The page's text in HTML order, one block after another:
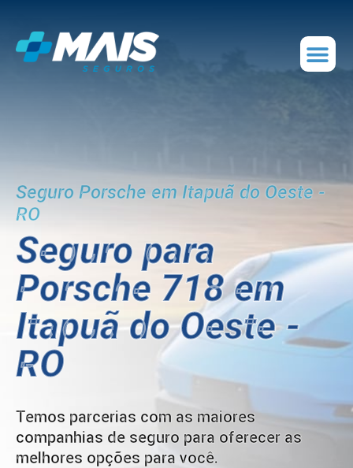
Seguro Porsche em Itapuã do Oeste -
RO
Seguro para
Porsche 718 em
Itapuã do Oeste -
RO
Temos parcerias com as maiores
companhias de seguro para oferecer as
melhores opções para você.